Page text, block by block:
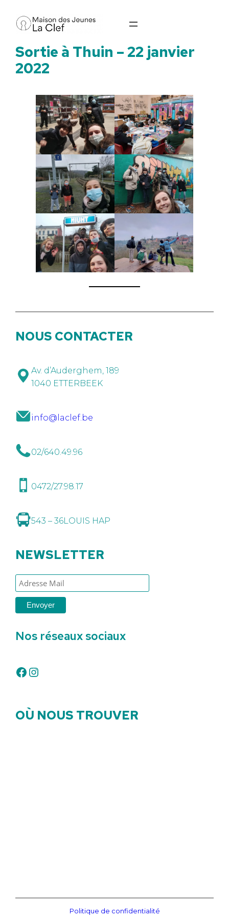
Sortie à Thuin – 22 janvier
2022
NOUS CONTACTER
Av. d’Auderghem, 189
1040 ETTERBEEK
info@laclef.be
02/640.49.96
0472/27.98.17
543 – 36LOUIS HAP
NEWSLETTER
Nos réseaux sociaux
Facebook Instagram
OÙ NOUS TROUVER
Politique de confidentialité